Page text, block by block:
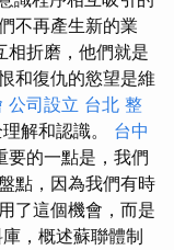
不再產生新的業
相折磨，他們就是
和復仇的慾望是維
公司設立 台北 整
解和認識。 台中
要的一點是，我們
點，因為我們有時
了這個機會，而是
，概述蘇聯體制